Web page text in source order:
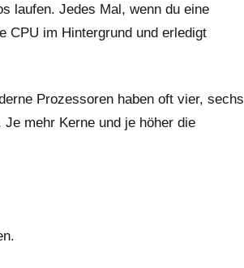
laufen. Jedes Mal, wenn du eine
CPU im Hintergrund und erledigt
Prozessoren haben oft vier, sechs
mehr Kerne und je höher die